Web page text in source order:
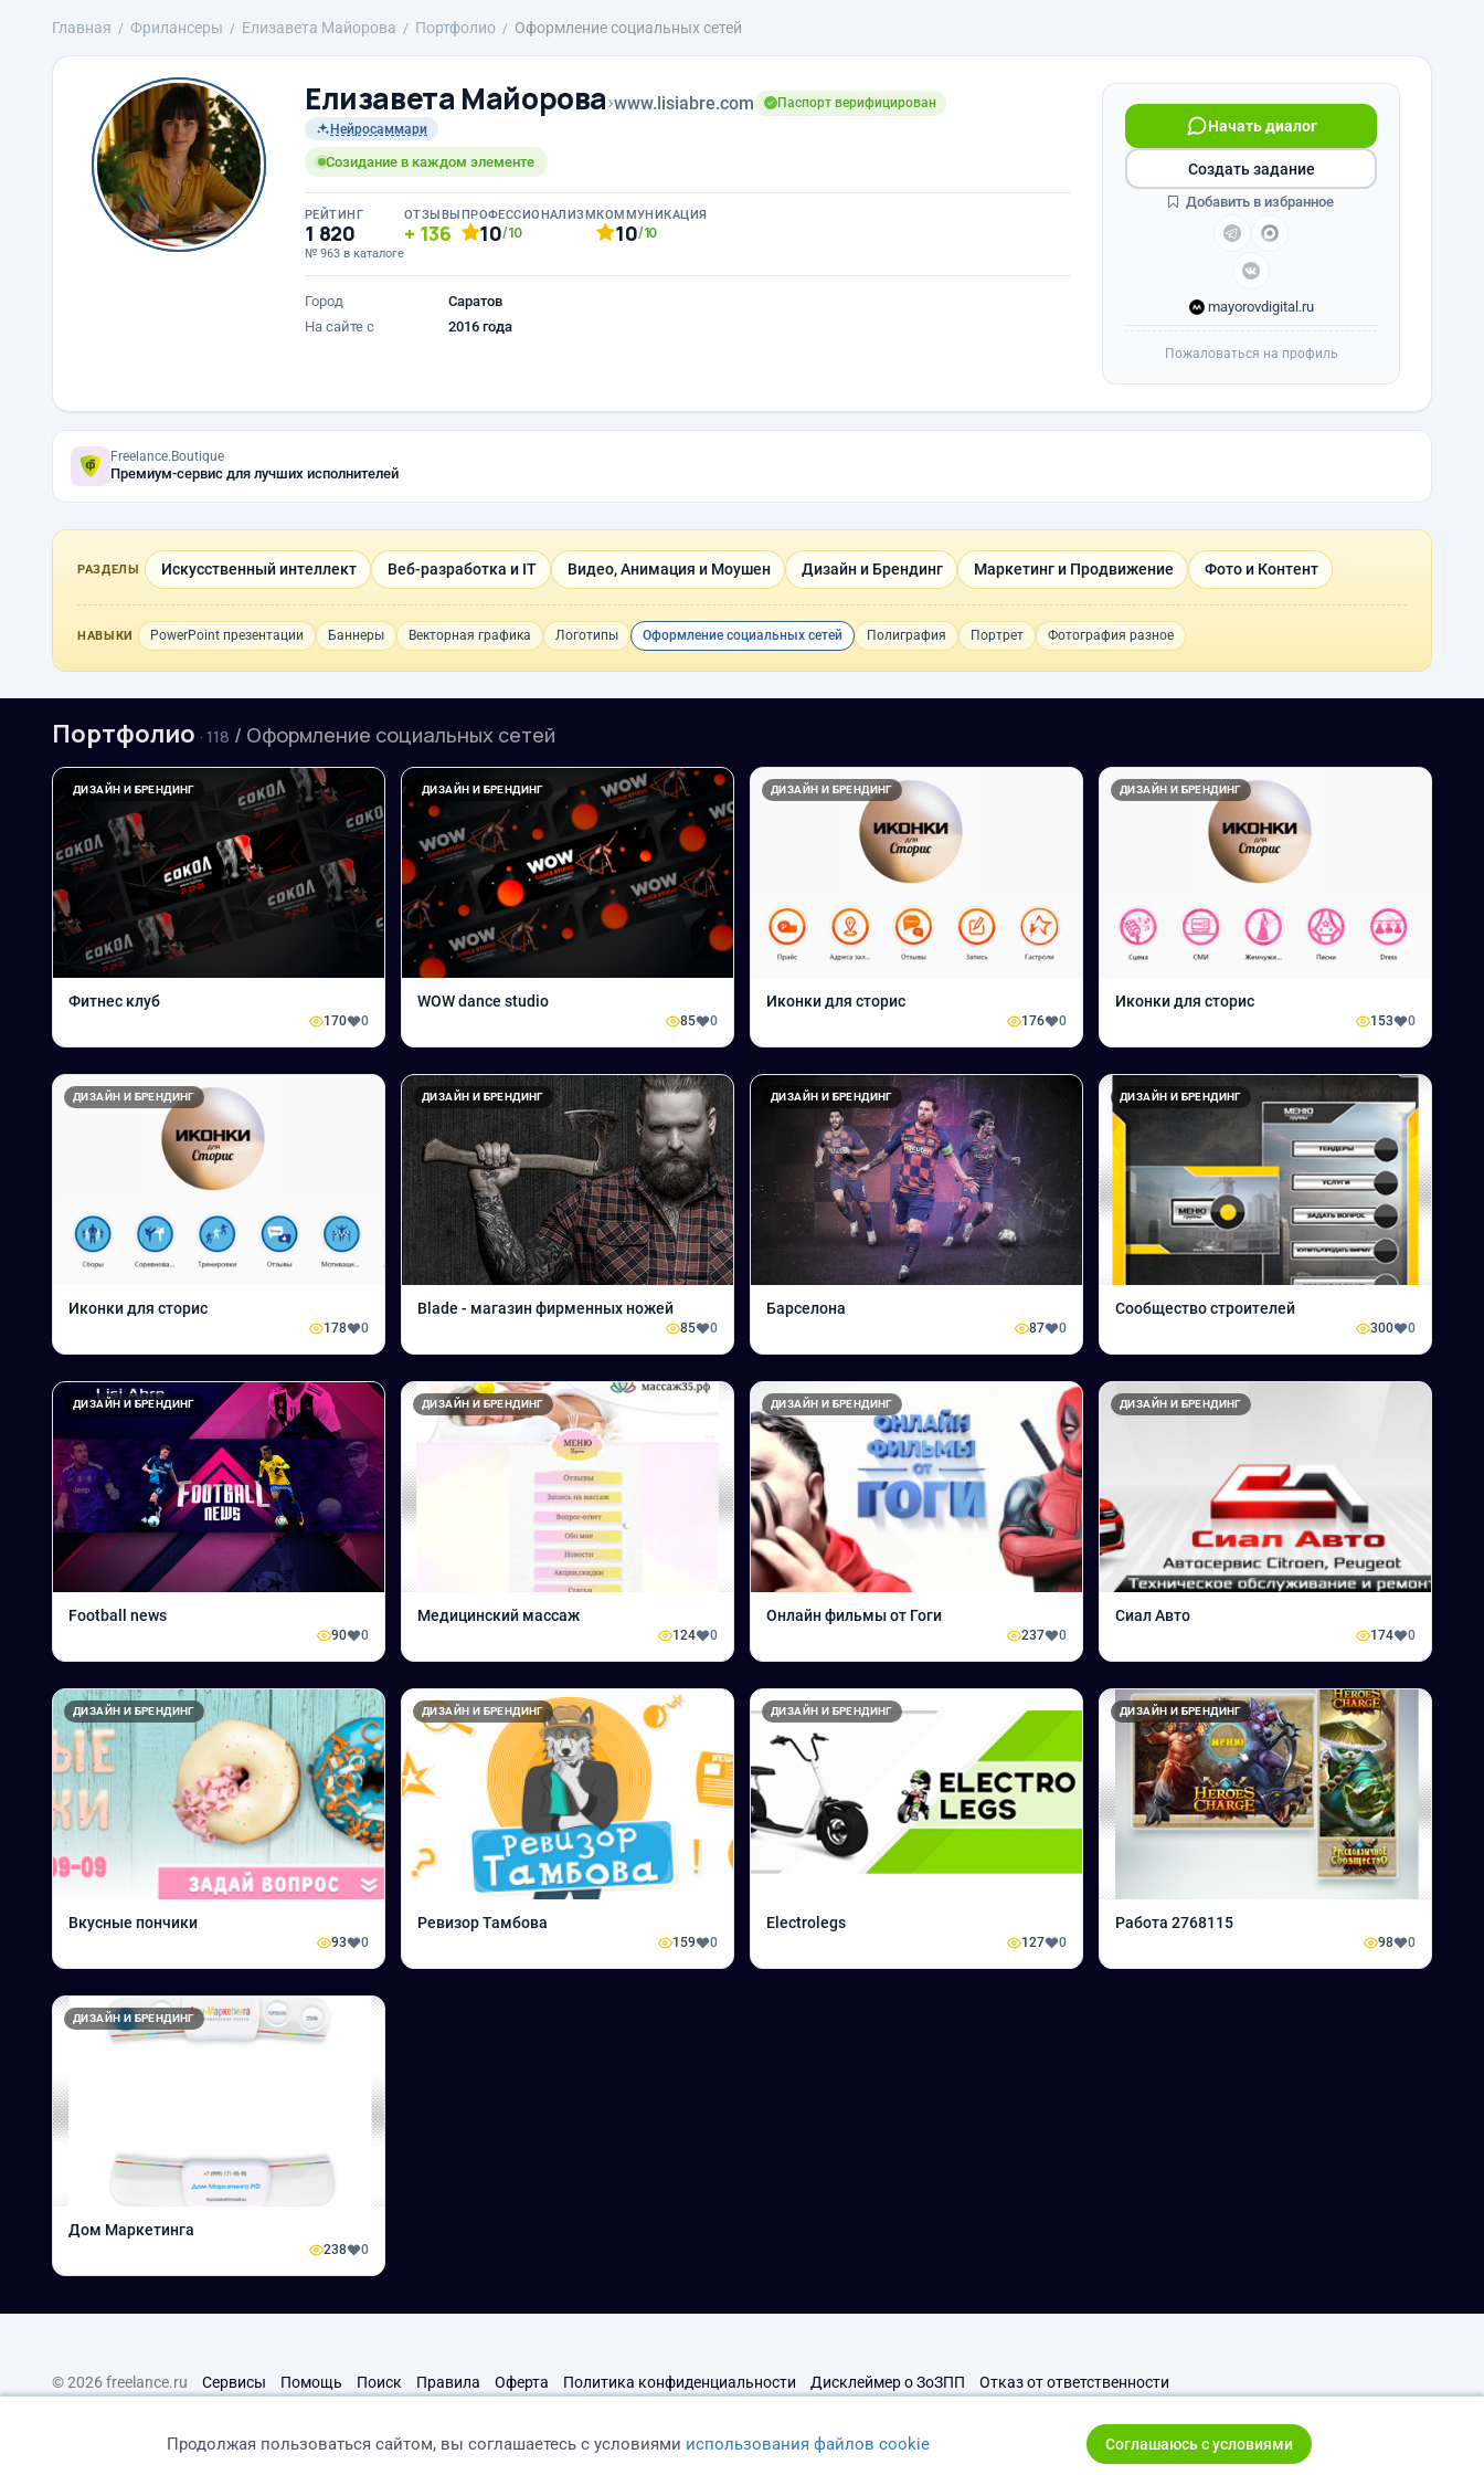
Главная Фрилансеры Елизавета Майорова Портфолио Оформление социальных сетей
Елизавета Майорова›www.lisiabre.com
Паспорт верифицирован
Нейросаммари
Созидание в каждом элементе
РЕЙТИНГ
1 820
№ 963 в каталоге
ОТЗЫВЫ
136
ПРОФЕССИОНАЛИЗМ
10/10
КОММУНИКАЦИЯ
10/10
Город
Саратов
На сайте с
2016 года
Начать диалог
mayorovdigital.ru
Создать задание
Добавить в избранное
Пожаловаться на профиль
Freelance.Boutique
Премиум-сервис для лучших исполнителей
РАЗДЕЛЫ Искусственный интеллект Веб-разработка и IT Видео, Анимация и Моушен Дизайн и Брендинг Маркетинг и Продвижение Фото и Контент
НАВЫКИ PowerPoint презентации Баннеры Векторная графика Логотипы Оформление социальных сетей Полиграфия Портрет Фотография разное
Портфолио · 118 / Оформление социальных сетей
ДИЗАЙН И БРЕНДИНГ
Фитнес клуб
170 0
ДИЗАЙН И БРЕНДИНГ
WOW dance studio
85 0
ДИЗАЙН И БРЕНДИНГ
Иконки для сторис
176 0
ДИЗАЙН И БРЕНДИНГ
Иконки для сторис
153 0
ДИЗАЙН И БРЕНДИНГ
Иконки для сторис
178 0
ДИЗАЙН И БРЕНДИНГ
Blade - магазин фирменных ножей
85 0
ДИЗАЙН И БРЕНДИНГ
Барселона
87 0
ДИЗАЙН И БРЕНДИНГ
Сообщество строителей
300 0
ДИЗАЙН И БРЕНДИНГ
Football news
90 0
ДИЗАЙН И БРЕНДИНГ
Медицинский массаж
124 0
ДИЗАЙН И БРЕНДИНГ
Онлайн фильмы от Гоги
237 0
ДИЗАЙН И БРЕНДИНГ
Сиал Авто
174 0
ДИЗАЙН И БРЕНДИНГ
Вкусные пончики
93 0
ДИЗАЙН И БРЕНДИНГ
Ревизор Тамбова
159 0
ДИЗАЙН И БРЕНДИНГ
Electrolegs
127 0
ДИЗАЙН И БРЕНДИНГ
Работа 2768115
98 0
ДИЗАЙН И БРЕНДИНГ
Дом Маркетинга
238 0
© 2026 freelance.ru Сервисы Помощь Поиск Правила Оферта Политика конфиденциальности Дисклеймер о ЗоЗПП Отказ от ответственности
Продолжая пользоваться сайтом, вы соглашаетесь с условиями использования файлов cookie Соглашаюсь с условиями